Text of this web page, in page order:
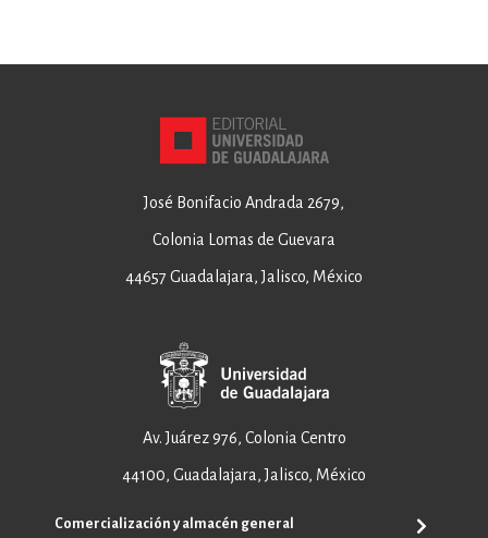
José Bonifacio Andrada 2679,
Colonia Lomas de Guevara
44657 Guadalajara, Jalisco, México
Av. Juárez 976, Colonia Centro
44100, Guadalajara, Jalisco, México
Comercialización y almacén general